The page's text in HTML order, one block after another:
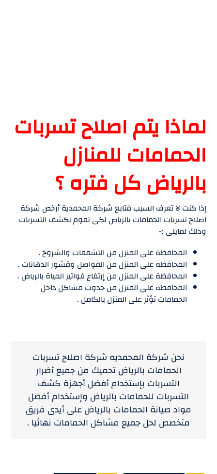
لماذا يتم اصلاح تسربات
الحمامات للمنازل
بالرياض كل فتره ؟
إذا كنت لا تعرف السبب فتابع شركة المحمدية أرخص شركة
اصلاح تسربات الحمامات بالرياض لكى تقوم بكشف التسربات
وذلك لمايلى :-
المحافظة على المنزل من التشققات والشروخ .
المحافظه على المنزل من الفواصل وقشور الدهانات .
المحافظة على المنزل من إرتفاع فواتير المياة بالرياض .
المحافظه على المنزل من حدوث مشاكل داخل
الحمامات تؤثر على المنزل بالكامل .
نحن شركة المحمديه شركة اصلاح تسربات
الحمامات بالرياض تحميك من جميع أضرار
التسربات بإستخدام أفضل أجهزة كشف
التسربات للحمامات بالرياض وإستخدام أفضل
مواد صيانة الحمامات بالرياض على أيدى فريق
متخصص لحل جميع مشاكل الحمامات نهائيا .